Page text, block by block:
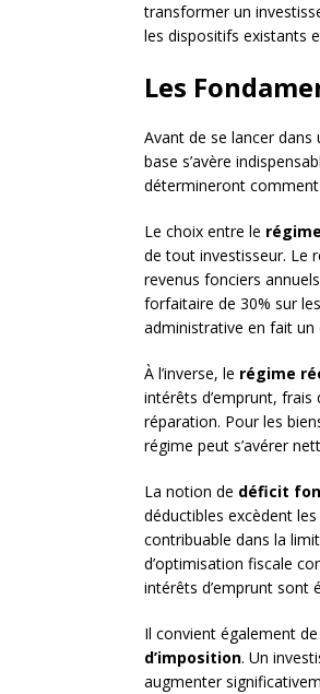
transformer un
les dispositifs existants
Les
Avant de se lancer
base s’avère
détermineront
Le choix entre le
de tout investisseur. Le
revenus fonciers
forfaitaire de 30% sur
administrative en fait
À l’inverse, le régime
intérêts d’emprunt, frais
réparation. Pour les
régime peut s’avérer
La notion de déficit
déductibles excèdent
contribuable dans la
d’optimisation fiscale
intérêts d’emprunt sont
Il convient également
d’imposition. Un
augmenter